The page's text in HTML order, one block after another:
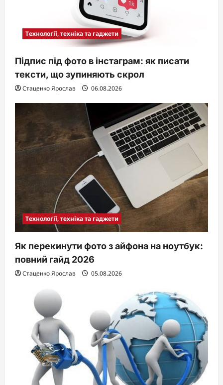
Технології, техніка та гаджети
Підпис під фото в інстаграм: як писати
тексти, що зупиняють скрол
Стаценко Ярослав 06.08.2026
Технології, техніка та гаджети
Як перекинути фото з айфона на ноутбук:
повний гайд 2026
Стаценко Ярослав 05.08.2026